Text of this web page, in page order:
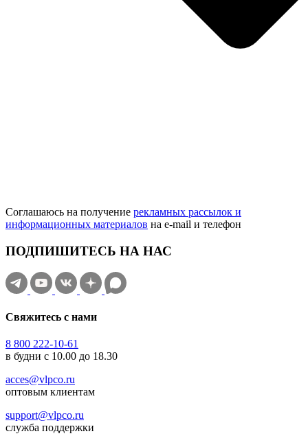
Соглашаюсь на получение рекламных рассылок и
информационных материалов на e‑mail и телефон
ПОДПИШИТЕСЬ НА НАС
Свяжитесь с нами
8 800 222-10-61
в будни с 10.00 до 18.30
acces@vlpco.ru
оптовым клиентам
support@vlpco.ru
служба поддержки